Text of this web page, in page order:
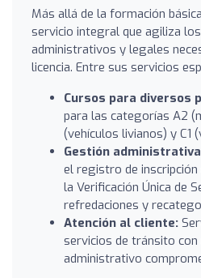
Más allá de la formación
servicio integral que agiliza
administrativos y legales
licencia. Entre sus servicios
Cursos para diversos
para las categorías A2
(vehículos livianos) y C1
Gestión
el registro de inscripción
la Verificación Única de
refredaciones y
Atención al cliente:
servicios de tránsito con
administrativo